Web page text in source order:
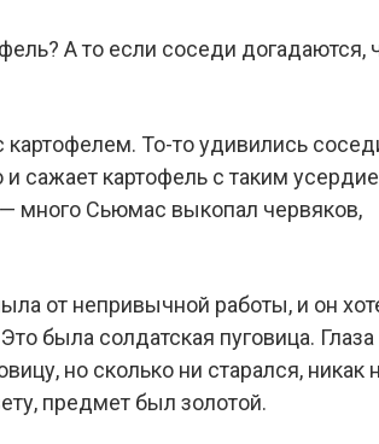
А то если соседи догадаются,
То-то удивились
сажает картофель с таким
— много Сьюмас выкопал червяков,
от непривычной работы, и он
была солдатская пуговица. Глаза
но сколько ни старался, никак
предмет был золотой.